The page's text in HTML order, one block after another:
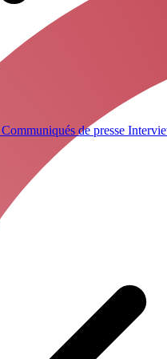
Communiqués de presse